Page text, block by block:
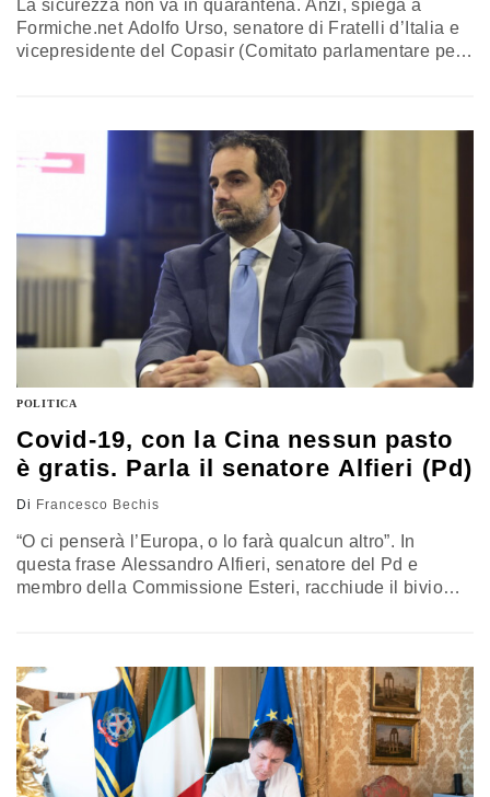
La sicurezza non va in quarantena. Anzi, spiega a
Formiche.net Adolfo Urso, senatore di Fratelli d’Italia e
vicepresidente del Copasir (Comitato parlamentare per
compito fondamentale per Palazzo Chigi, che però è già
in prima linea sul…
POLITICA
Covid-19, con la Cina nessun pasto
è gratis. Parla il senatore Alfieri (Pd)
Di Francesco Bechis
“O ci penserà l’Europa, o lo farà qualcun altro”. In
questa frase Alessandro Alfieri, senatore del Pd e
membro della Commissione Esteri, racchiude il bivio
purché sia fatto…